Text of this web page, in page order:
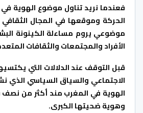
فعندما نريد تناول موضوع الهوية في
الحركة وموقعها في المجال
موضوعي يروم مساءلة الكينونة
الأفراد والمجتمعات والثقافات
قبل التوقف عند الدلالات التي
الاجتماعي والسياق السياسي الذي
الهوية في المغرب مند أكثر من نصف
وهوية ضحيتها الكبرى.